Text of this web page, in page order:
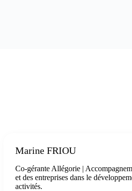
Marine FRIOU
Co-gérante Allégorie |
et des entreprises dans le
activités.